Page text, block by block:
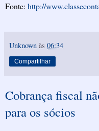
Fonte: http://
Unknown às 06:34
Compartilhar
Cobrança fiscal
para os sócios